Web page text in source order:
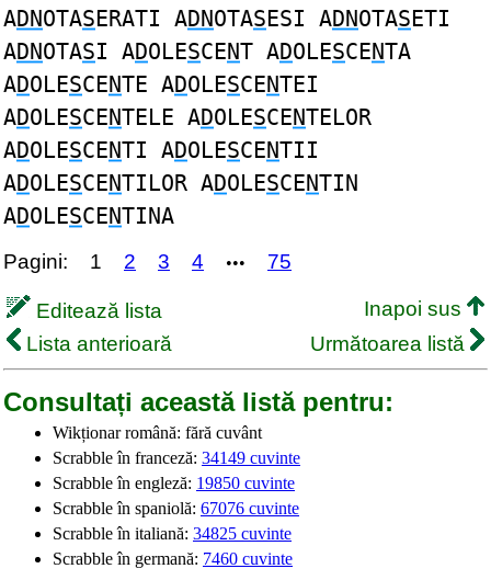
ADNOTASERATI ADNOTASESI ADNOTASETI
ADNOTASI ADOLESCENT ADOLESCENTA
ADOLESCENTE ADOLESCENTEI
ADOLESCENTELE ADOLESCENTELOR
ADOLESCENTI ADOLESCENTII
ADOLESCENTILOR ADOLESCENTIN
ADOLESCENTINA
Pagini: 1 2 3 4 ••• 75
Editează lista
Inapoi sus
Lista anterioară
Următoarea listă
Consultați această listă pentru:
Wikționar română: fără cuvânt
Scrabble în franceză: 34149 cuvinte
Scrabble în engleză: 19850 cuvinte
Scrabble în spaniolă: 67076 cuvinte
Scrabble în italiană: 34825 cuvinte
Scrabble în germană: 7460 cuvinte